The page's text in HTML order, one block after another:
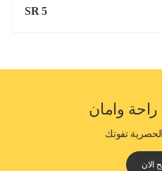
SR 5
وامان
تفوتك
الان